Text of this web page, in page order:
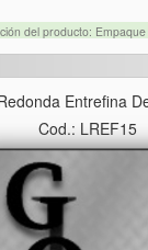
del producto:
Entrefina
Cod.: LREF15